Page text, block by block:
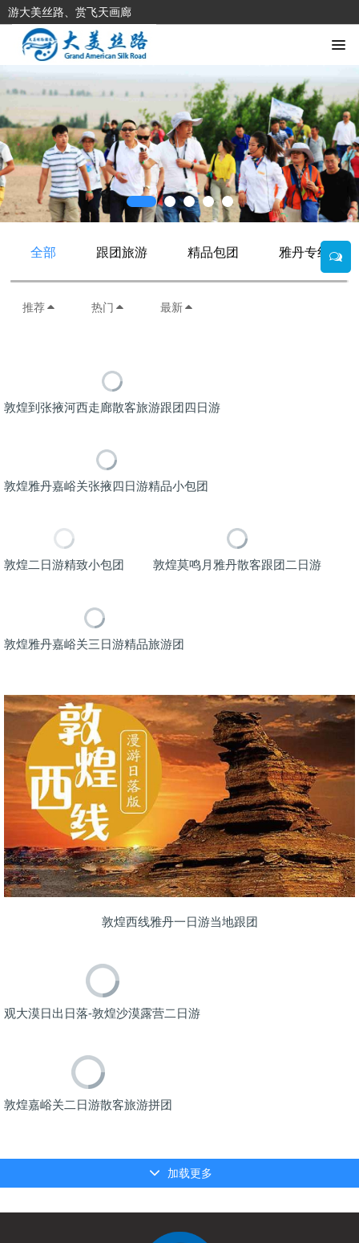
游大美丝路、赏飞天画廊
全部 跟团旅游 精品包团 雅丹专线
推荐 热门 最新
敦煌到张掖河西走廊散客旅游跟团四日游
敦煌雅丹嘉峪关张掖四日游精品小包团
敦煌二日游精致小包团 敦煌莫鸣月雅丹散客跟团二日游
敦煌雅丹嘉峪关三日游精品旅游团
敦煌西线雅丹一日游当地跟团
观大漠日出日落-敦煌沙漠露营二日游
敦煌嘉峪关二日游散客旅游拼团
加载更多